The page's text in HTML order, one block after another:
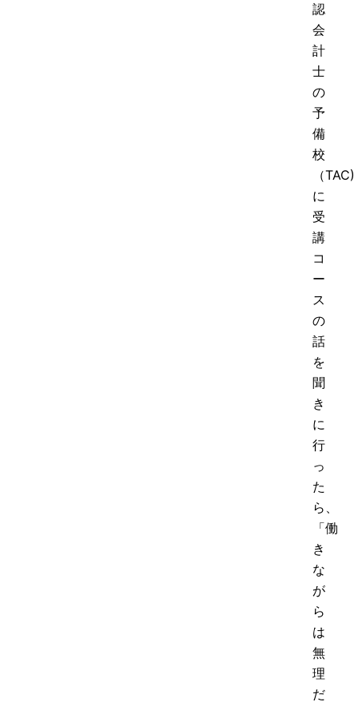
認
会
計
士
の
予
備
校
（TAC)
に
受
講
コ
ー
ス
の
話
を
聞
き
に
行
っ
た
ら、
「働
き
な
が
ら
は
無
理
だ